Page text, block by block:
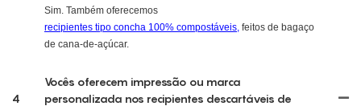
Sim. Também oferecemos
recipientes tipo concha 100% compostáveis, feitos de bagaço
de cana-de-açúcar.
4
Vocês oferecem impressão ou marca
personalizada nos recipientes descartáveis ​​de